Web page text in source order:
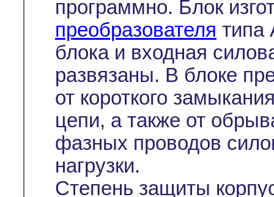
программно. Блок
преобразователя типа
блока и входная
развязаны. В блоке
от короткого
цепи, а также от
фазных проводов
нагрузки.
Степень защиты